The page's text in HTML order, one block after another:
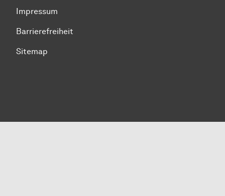
Impressum
Barrierefreiheit
Sitemap